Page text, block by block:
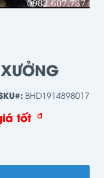
BHD1914898017
tốt đ